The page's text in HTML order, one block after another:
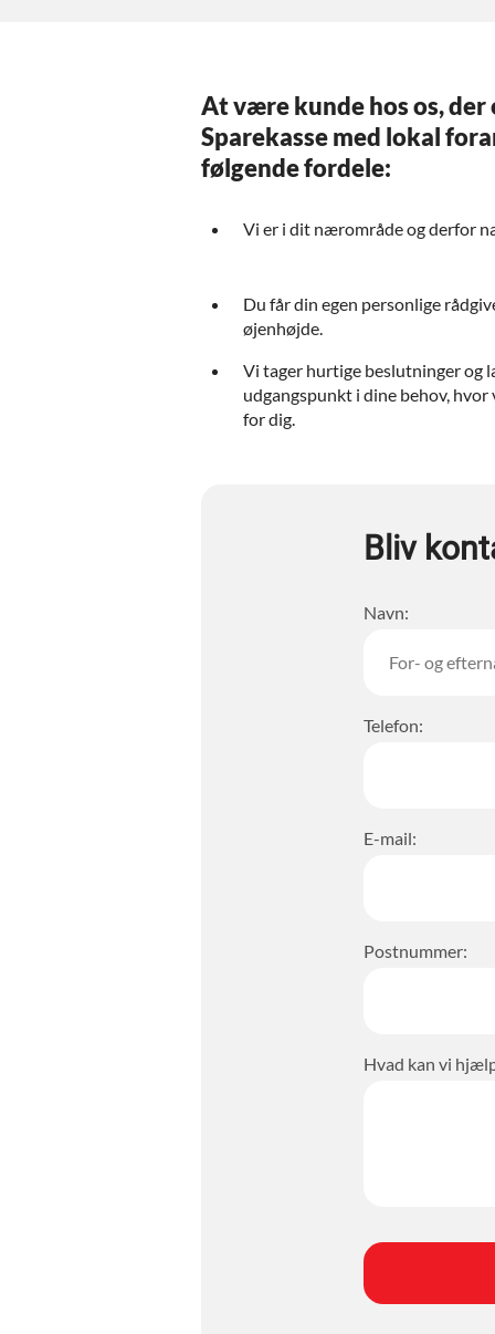
At være kunde hos os, der
Sparekasse med lokal
følgende fordele:
Vi er i dit nærområde og derfor
Du får din egen personlige
øjenhøjde.
Vi tager hurtige beslutninger og
udgangspunkt i dine behov,
for dig.
Bliv
Navn:
Telefon:
E-mail:
Postnummer:
Hvad kan vi